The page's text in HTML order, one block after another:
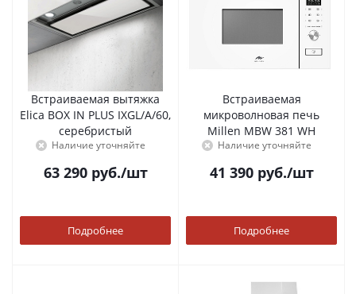
Встраиваемая вытяжка
Elica BOX IN PLUS IXGL/A/60,
серебристый
Наличие уточняйте
63 290руб./шт
Подробнее
Встраиваемая
микроволновая печь
Millen MBW 381 WH
Наличие уточняйте
41 390руб./шт
Подробнее